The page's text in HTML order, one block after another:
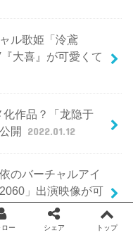
ル歌姫「泠鳶
大喜』が可愛くて
作品？「龙隐于
開 2022.01.12
のバーチャルアイ
」出演映像が可
ロー シェア トップ
facebook